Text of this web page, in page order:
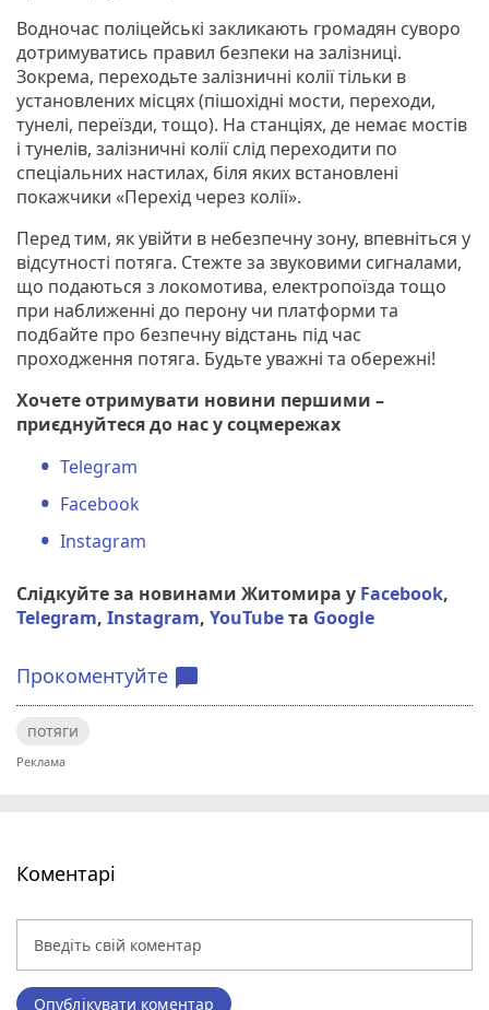
Водночас поліцейські закликають громадян суворо
дотримуватись правил безпеки на залізниці.
Зокрема, переходьте залізничні колії тільки в
установлених місцях (пішохідні мости, переходи,
тунелі, переїзди, тощо). На станціях, де немає мостів
і тунелів, залізничні колії слід переходити по
спеціальних настилах, біля яких встановлені
покажчики «Перехід через колії».
Перед тим, як увійти в небезпечну зону, впевніться у
відсутності потяга. Стежте за звуковими сигналами,
що подаються з локомотива, електропоїзда тощо
при наближенні до перону чи платформи та
подбайте про безпечну відстань під час
проходження потяга. Будьте уважні та обережні!
Хочете отримувати новини першими –
приєднуйтеся до нас у соцмережах
Telegram
Facebook
Instagram
Слідкуйте за новинами Житомира у Facebook,
Telegram, Instagram, YouTubeта Google
Прокоментуйте chat_bubble
потяги
Коментарі
Опублікувати коментар